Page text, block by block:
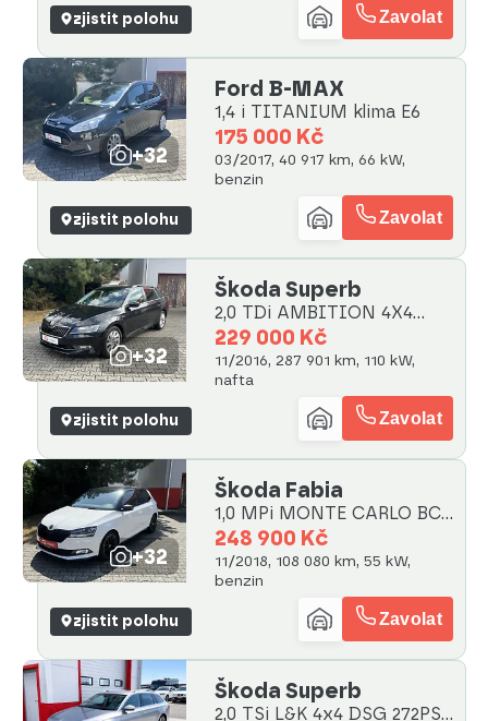
zjistit polohu Zavolat
+32
Ford B-MAX
1,4 i TITANIUM klima E6
175 000 Kč
03/2017, 40 917 km, 66 kW,
benzin
zjistit polohu Zavolat
+32
Škoda Superb
2,0 TDi AMBITION 4X4
110kW
229 000 Kč
11/2016, 287 901 km, 110 kW,
nafta
zjistit polohu Zavolat
+32
Škoda Fabia
1,0 MPi MONTE CARLO BC
LED AC
248 900 Kč
11/2018, 108 080 km, 55 kW,
benzin
zjistit polohu Zavolat
Škoda Superb
2,0 TSi L&K 4x4 DSG 272PS